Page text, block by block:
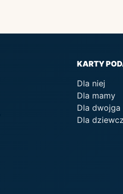
KARTY
Dla niej
Dla mamy
Dla dwojga
Dla